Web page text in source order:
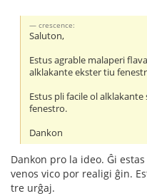
crescence:
Saluton,
Estus agrable malaperi
alklakante ekster tiu
Estus pli facile ol
fenestro.
Dankon
Dankon pro la ideo. Ĝi
venos vico por realigi ĝin.
tre urĝaj.